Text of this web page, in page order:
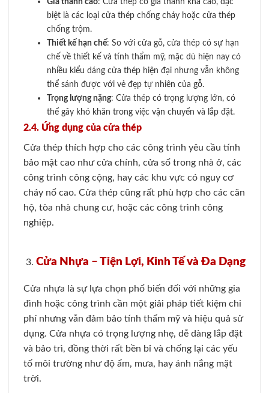
biệt là các loại cửa thép chống cháy hoặc cửa thép
chống trộm.
Thiết kế hạn chế: So với cửa gỗ, cửa thép có sự hạn
chế về thiết kế và tính thẩm mỹ, mặc dù hiện nay có
nhiều kiểu dáng cửa thép hiện đại nhưng vẫn không
thể sánh được với vẻ đẹp tự nhiên của gỗ.
Trọng lượng nặng: Cửa thép có trọng lượng lớn, có
thể gây khó khăn trong việc vận chuyển và lắp đặt.
2.4. Ứng dụng của cửa thép
Cửa thép thích hợp cho các công trình yêu cầu tính
bảo mật cao như cửa chính, cửa sổ trong nhà ở, các
công trình công cộng, hay các khu vực có nguy cơ
cháy nổ cao. Cửa thép cũng rất phù hợp cho các căn
hộ, tòa nhà chung cư, hoặc các công trình công
nghiệp.
Cửa Nhựa – Tiện Lợi, Kinh Tế và Đa Dạng
Cửa nhựa là sự lựa chọn phổ biến đối với những gia
đình hoặc công trình cần một giải pháp tiết kiệm chi
phí nhưng vẫn đảm bảo tính thẩm mỹ và hiệu quả sử
dụng. Cửa nhựa có trọng lượng nhẹ, dễ dàng lắp đặt
và bảo trì, đồng thời rất bền bỉ và chống lại các yếu
tố môi trường như độ ẩm, mưa, hay ánh nắng mặt
trời.